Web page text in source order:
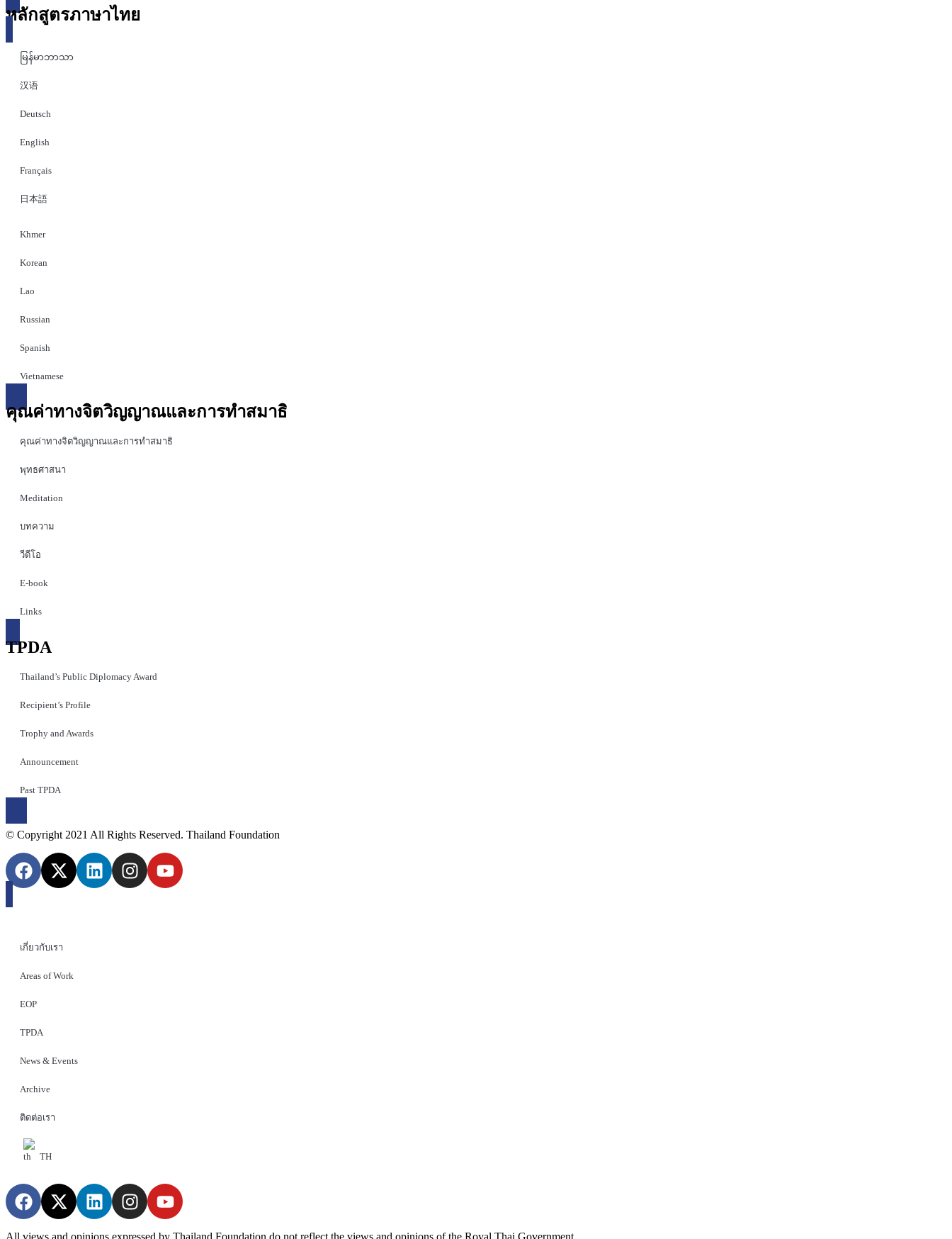
หลักสูตรภาษาไทย
မြန်မာဘာသာ
汉语
Deutsch
English
Français
日本語
Khmer
Korean
Lao
Russian
Spanish
Vietnamese
คุณค่าทางจิตวิญญาณและการทำสมาธิ
คุณค่าทางจิตวิญญาณและการทำสมาธิ
พุทธศาสนา
Meditation
บทความ
วีดีโอ
E-book
Links
TPDA
Thailand’s Public Diplomacy Award
Recipient’s Profile
Trophy and Awards
Announcement
Past TPDA
© Copyright 2021 All Rights Reserved. Thailand Foundation
เกี่ยวกับเรา
Areas of Work
EOP
TPDA
News & Events
Archive
ติดต่อเรา
TH